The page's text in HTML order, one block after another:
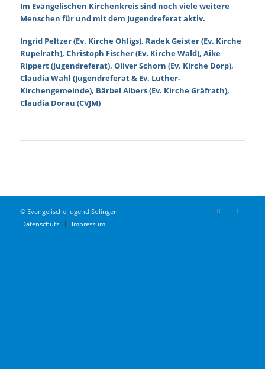
Im Evangelischen Kirchenkreis sind noch viele weitere
Menschen für und mit dem Jugendreferat aktiv.
Ingrid Peltzer (Ev. Kirche Ohligs), Radek Geister (Ev. Kirche
Rupelrath), Christoph Fischer (Ev. Kirche Wald), Aike
Rippert (Jugendreferat), Oliver Schorn (Ev. Kirche Dorp),
Claudia Wahl (Jugendreferat & Ev. Luther-
Kirchengemeinde), Bärbel Albers (Ev. Kirche Gräfrath),
Claudia Dorau (CVJM)
© Evangelische Jugend Solingen
Datenschutz
Impressum